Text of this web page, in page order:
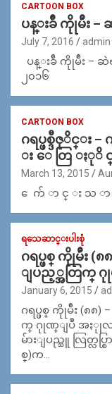
CARTOON BOX
ပန္းခ်ီ ကိုုမ်ဴိး –
July 7, 2016 admin
ပန္းခ်ီ ကိုုမ်ဴိး – ဆဲ
၂၀၁၆
CARTOON BOX
ဂရပ္ဖစ္ဒီဇုိင္း
း ေ တြ ႏုိ
March 13, 2015
ေ က် ာ င္ း သ ာ
ရသေဆာင္းပါးစုံ
ဂရပ္ဖစ္ ကိုုမ်ဴိး (
ျပည့္အတြက္ ဂုု
January 6, 2015
ဂရပ္ဖစ္ ကိုုမ်ဴိး (၈၈)
က္ ဂုုဏ္ျပဳ အႏုုလက္ရာ
မ်ားျပည္သူ လြတ္လပ္
စ္)က…